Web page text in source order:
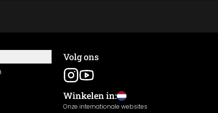
Volg ons
Winkelen in:
Onze internationale websites